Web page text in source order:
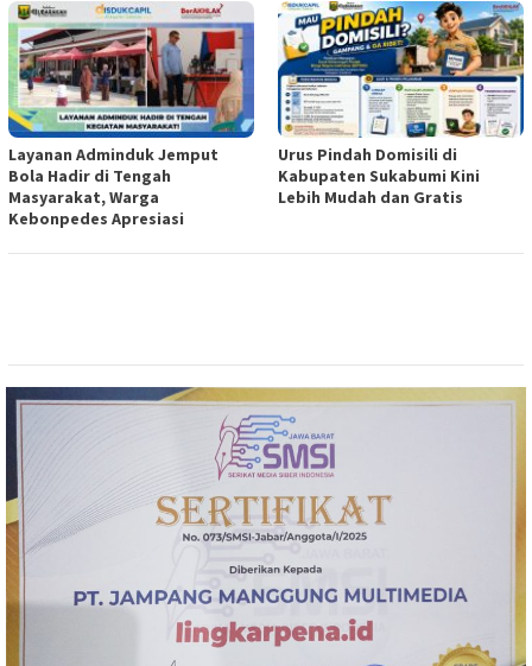
Layanan Adminduk Jemput
Bola Hadir di Tengah
Masyarakat, Warga
Kebonpedes Apresiasi
Urus Pindah Domisili di
Kabupaten Sukabumi Kini
Lebih Mudah dan Gratis